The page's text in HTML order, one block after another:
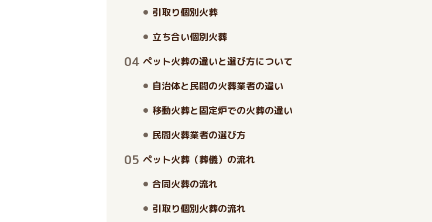
引取り個別火葬
立ち合い個別火葬
ペット火葬の違いと選び方について
自治体と民間の火葬業者の違い
移動火葬と固定炉での火葬の違い
民間火葬業者の選び方
ペット火葬（葬儀）の流れ
合同火葬の流れ
引取り個別火葬の流れ